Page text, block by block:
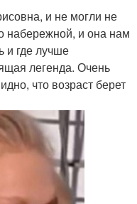
и не могли не
набережной, и она нам
и где лучше
легенда. Очень
что возраст берет